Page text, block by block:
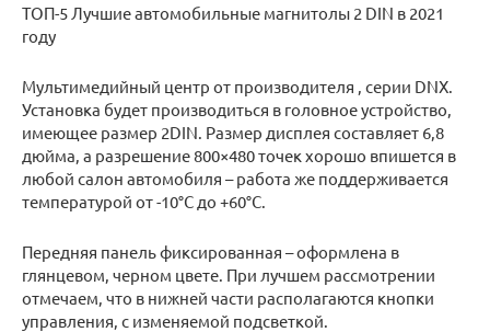
ТОП-5 Лучшие автомобильные магнитолы 2 DIN в 2021
году
Мультимедийный центр от производителя , серии DNX.
Установка будет производиться в головное устройство,
имеющее размер 2DIN. Размер дисплея составляет 6,8
дюйма, а разрешение 800×480 точек хорошо впишется в
любой салон автомобиля – работа же поддерживается
температурой от -10°C до +60°C.
Передняя панель фиксированная – оформлена в
глянцевом, черном цвете. При лучшем рассмотрении
отмечаем, что в нижней части располагаются кнопки
управления, с изменяемой подсветкой.